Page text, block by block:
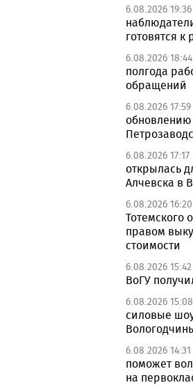
6.08.2026 19:36
готовятся
6.08.2026 18:44
полгода
обращений
6.08.2026 17:59
обновлению
6.08.2026 17:17
открылась
Алчевска в
6.08.2026 16:20
Тотемского
правом
стоимости
6.08.2026 15:42
ВоГУ
6.08.2026 15:08
силовые
6.08.2026 14:31
поможет
на